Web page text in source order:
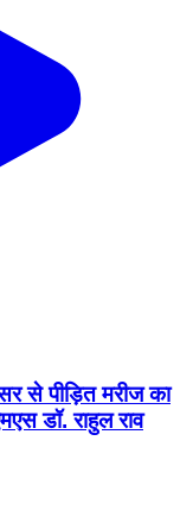
से पीड़ित मरीज का
डॉ. राहुल राव